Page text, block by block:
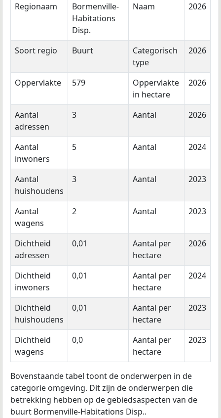
Regionaam
Bormenville-
Habitations
Disp.
Naam 2026
Soort regio Buurt
Categorisch
type
2026
Oppervlakte 579
Oppervlakte
in hectare
2026
Aantal
adressen
3 Aantal 2026
Aantal
inwoners
5 Aantal 2024
Aantal
huishoudens
3 Aantal 2023
Aantal
wagens
2 Aantal 2023
Dichtheid
adressen
0,01
Aantal per
hectare
2026
Dichtheid
inwoners
0,01
Aantal per
hectare
2024
Dichtheid
huishoudens
0,01
Aantal per
hectare
2023
Dichtheid
wagens
0,0
Aantal per
hectare
2023
Bovenstaande tabel toont de onderwerpen in de
categorie omgeving. Dit zijn de onderwerpen die
betrekking hebben op de gebiedsaspecten van de
buurt Bormenville-Habitations Disp..